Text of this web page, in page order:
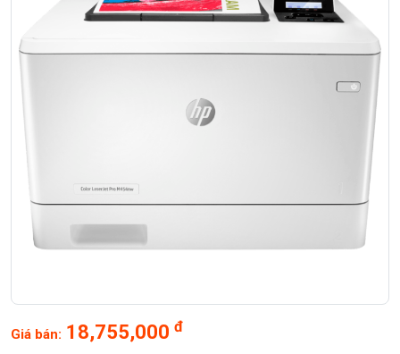
Giá bán: 18,755,000 đ